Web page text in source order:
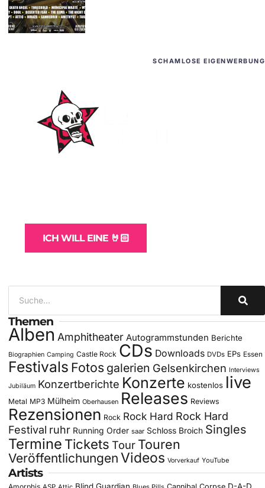
SCHAMLOSE EIGENWERBUNG
ICH WILL EINE 🤘🏻
Themen
Alben Amphitheater Autogrammstunden Berichte
Biographien Camping Castle Rock CDs Downloads DVDs EPs Essen
Festivals Fotos galerien Gelsenkirchen Interviews
Jubiläum Konzertberichte Konzerte kostenlos live
Metal MP3 Mülheim Oberhausen Releases Reviews
Rezensionen Rock Rock Hard Rock Hard
Festival ruhr Running Order saar Schloss Broich Singles
Termine Tickets Tour Touren
Veröffentlichungen Videos Vorverkauf YouTube
Artists